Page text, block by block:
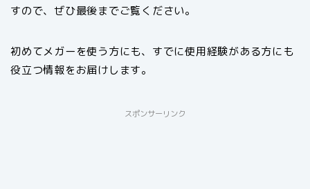
すので、ぜひ最後までご覧ください。
初めてメガーを使う方にも、すでに使用経験がある方にも
役立つ情報をお届けします。
スポンサーリンク